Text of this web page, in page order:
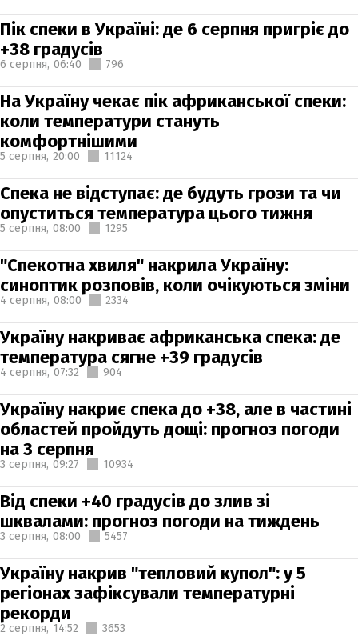
Пік спеки в Україні: де 6 серпня пригріє до
+38 градусів
6 серпня, 06:40 796
На Україну чекає пік африканської спеки:
коли температури стануть
комфортнішими
5 серпня, 20:00 11124
Спека не відступає: де будуть грози та чи
опуститься температура цього тижня
5 серпня, 08:00 1295
"Спекотна хвиля" накрила Україну:
синоптик розповів, коли очікуються зміни
4 серпня, 08:00 2334
Україну накриває африканська спека: де
температура сягне +39 градусів
4 серпня, 07:32 904
Україну накриє спека до +38, але в частині
областей пройдуть дощі: прогноз погоди
на 3 серпня
3 серпня, 09:27 10934
Від спеки +40 градусів до злив зі
шквалами: прогноз погоди на тиждень
3 серпня, 08:00 5457
Україну накрив "тепловий купол": у 5
регіонах зафіксували температурні
рекорди
2 серпня, 14:52 3653